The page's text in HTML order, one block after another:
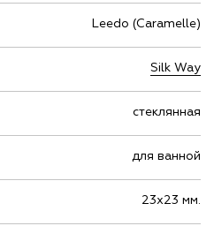
Leedo (Caramelle)
Silk Way
стеклянная
для ванной
23х23 мм.